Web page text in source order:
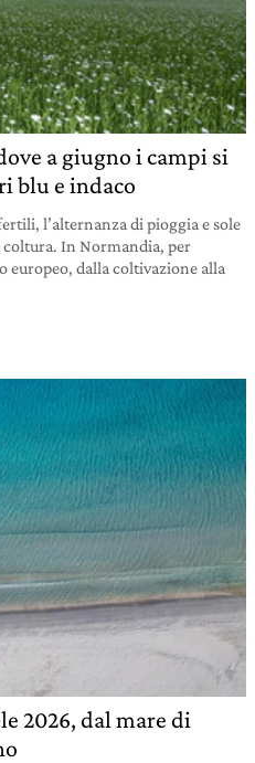
a giugno i campi si
blu e indaco
l’alternanza di pioggia e sole
coltura. In Normandia, per
europeo, dalla coltivazione alla
2026, dal mare di